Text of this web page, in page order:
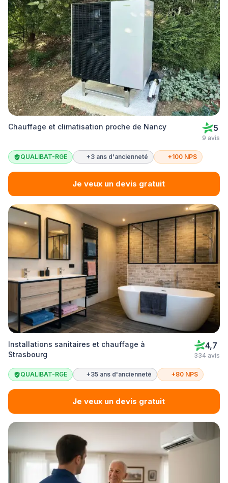
Chauffage et climatisation proche de Nancy 5
9 avis
QUALIBAT-RGE +3 ans d'ancienneté +100 NPS
Je veux un devis gratuit
Installations sanitaires et chauffage à
Strasbourg
4,7
334 avis
QUALIBAT-RGE +35 ans d'ancienneté +80 NPS
Je veux un devis gratuit